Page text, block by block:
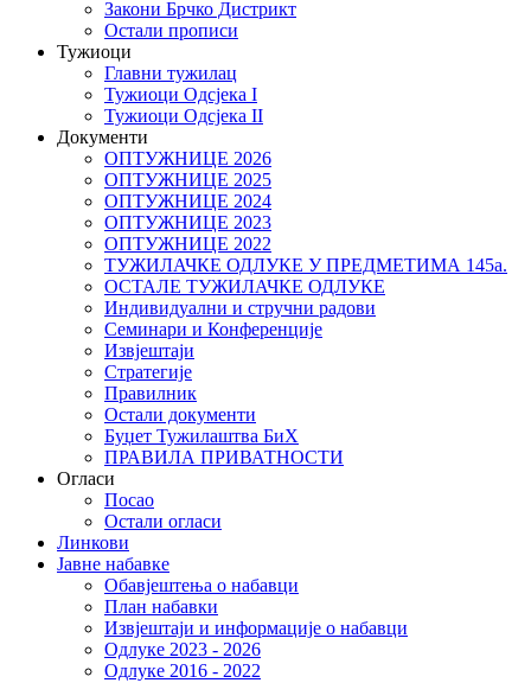
Закони Брчко Дистрикт
Остали прописи
Тужиоци
Главни тужилац
Тужиоци Oдсјекa I
Тужиоци Oдсјекa II
Документи
ОПТУЖНИЦЕ 2026
ОПТУЖНИЦЕ 2025
ОПТУЖНИЦЕ 2024
ОПТУЖНИЦЕ 2023
ОПТУЖНИЦЕ 2022
ТУЖИЛАЧКЕ ОДЛУКЕ У ПРЕДМЕТИМА 145а.
ОСТАЛЕ ТУЖИЛАЧКЕ ОДЛУКЕ
Индивидуални и стручни радови
Семинари и Конференције
Извјештаји
Стратегије
Правилник
Остали документи
Буџет Тужилаштва БиХ
ПРАВИЛА ПРИВАТНОСТИ
Огласи
Посао
Остали огласи
Линкови
Јавне набавке
Обавјештења о набавци
План набавки
Извјештаји и информације о набавци
Одлуке 2023 - 2026
Одлуке 2016 - 2022